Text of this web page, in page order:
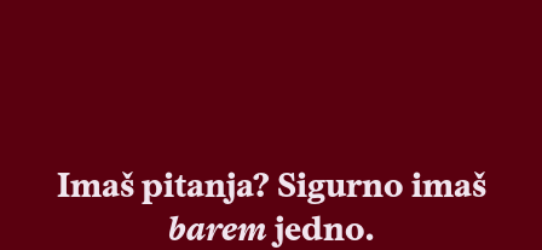
Imaš pitanja? Sigurno imaš
baremjedno.